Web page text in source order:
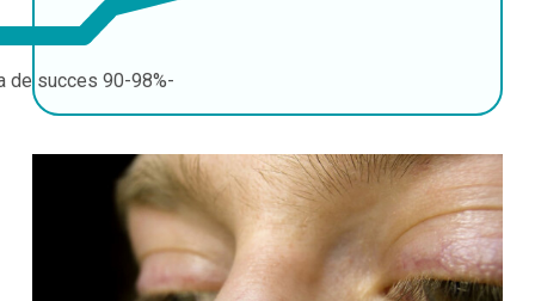
de succes 90-98%-